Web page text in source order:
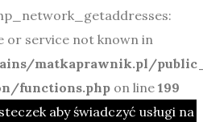
or service not known in
matkaprawnik.pl/
functions.php on line 199
aby świadczyć usługi na